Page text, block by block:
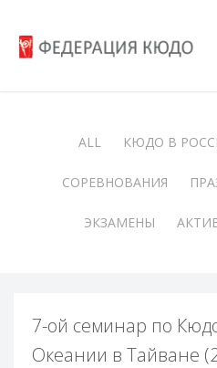
ALL КЮДО В
СОРЕВНОВАНИЯ
ЭКЗАМЕНЫ
7-ой семинар по
Океании в Тайване